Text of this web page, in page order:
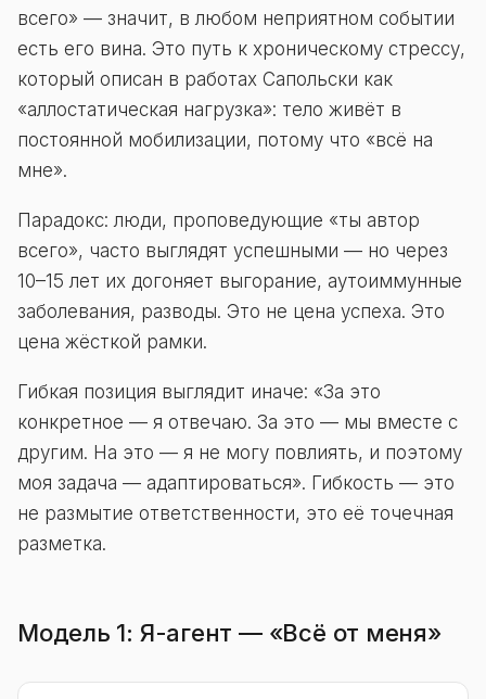
всего» — значит, в любом неприятном событии
есть его вина. Это путь к хроническому стрессу,
который описан в работах Сапольски как
«аллостатическая нагрузка»: тело живёт в
постоянной мобилизации, потому что «всё на
мне».
Парадокс: люди, проповедующие «ты автор
всего», часто выглядят успешными — но через
10–15 лет их догоняет выгорание, аутоиммунные
заболевания, разводы. Это не цена успеха. Это
цена жёсткой рамки.
Гибкая позиция выглядит иначе: «За это
конкретное — я отвечаю. За это — мы вместе с
другим. На это — я не могу повлиять, и поэтому
моя задача — адаптироваться». Гибкость — это
не размытие ответственности, это её точечная
разметка.
Модель 1: Я-агент — «Всё от меня»